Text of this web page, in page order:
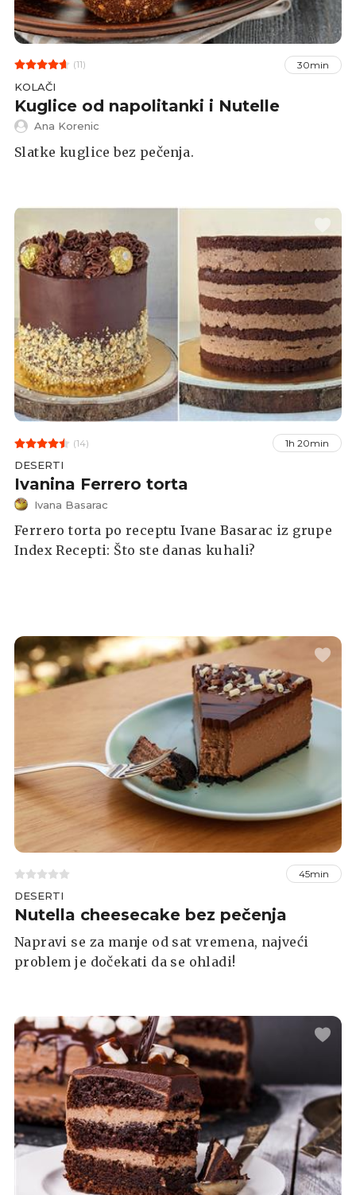
(11) 30min
KOLAČI
Kuglice od napolitanki i Nutelle
Ana Korenic
Slatke kuglice bez pečenja.
(14) 1h 20min
DESERTI
Ivanina Ferrero torta
Ivana Basarac
Ferrero torta po receptu Ivane Basarac iz grupe
Index Recepti: Što ste danas kuhali?
45min
DESERTI
Nutella cheesecake bez pečenja
Napravi se za manje od sat vremena, najveći
problem je dočekati da se ohladi!